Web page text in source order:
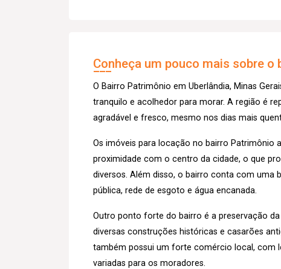
Conheça um pouco mais sobre o
O Bairro Patrimônio em Uberlândia, Minas
tranquilo e acolhedor para morar. A região é
agradável e fresco, mesmo nos dias mais
Os imóveis para locação no bairro Patrimônio
proximidade com o centro da cidade, o que
diversos. Além disso, o bairro conta com uma
pública, rede de esgoto e água encanada.
Outro ponto forte do bairro é a preservação
diversas construções históricas e casarões
também possui um forte comércio local, com
variadas para os moradores.